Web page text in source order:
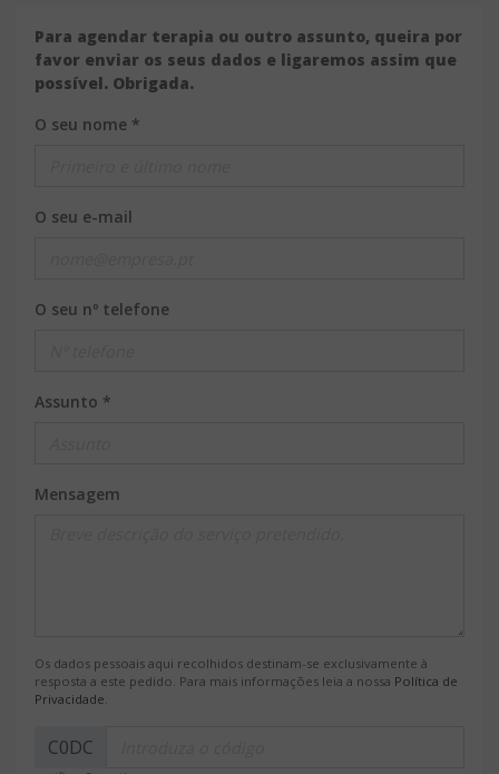
Para agendar terapia ou outro assunto, queira por
favor enviar os seus dados e ligaremos assim que
possível. Obrigada.
O seu nome *
O seu e-mail
O seu nº telefone
Assunto *
Mensagem
Os dados pessoais aqui recolhidos destinam-se exclusivamente à
resposta a este pedido. Para mais informações leia a nossa Política de
Privacidade.
C0DC